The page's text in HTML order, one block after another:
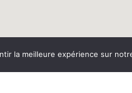
la meilleure expérience sur